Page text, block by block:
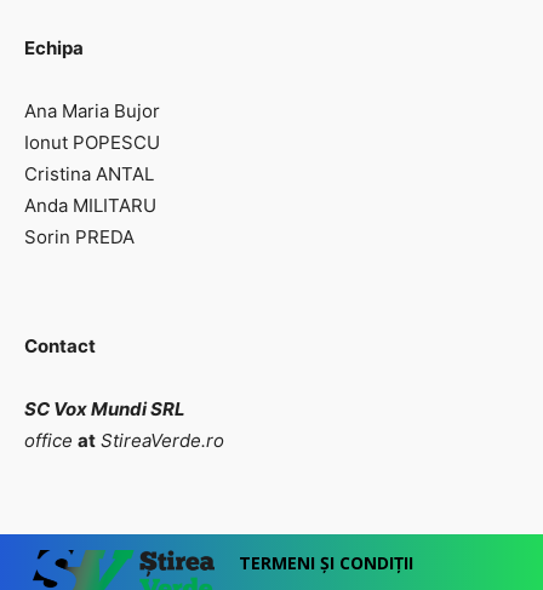
Echipa
Ana Maria Bujor
Ionut POPESCU
Cristina ANTAL
Anda MILITARU
Sorin PREDA
Contact
SC Vox Mundi SRL
office at StireaVerde.ro
TERMENI ȘI CONDIȚII